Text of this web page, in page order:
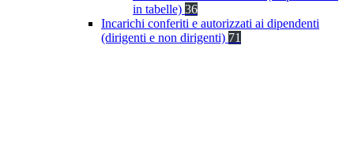
in tabelle) 36
Incarichi conferiti e autorizzati ai dipendenti
(dirigenti e non dirigenti) 71